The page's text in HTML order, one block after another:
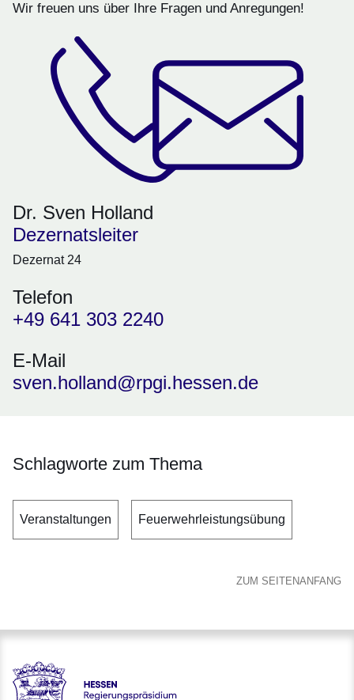
Wir freuen uns über Ihre Fragen und Anregungen!
Dr. Sven Holland
Dezernatsleiter
Dezernat 24
Telefon
+49 641 303 2240
E-Mail
sven.holland@rpgi.hessen.de
Schlagworte zum Thema
Veranstaltungen Feuerwehrleistungsübung
ZUM SEITENANFANG